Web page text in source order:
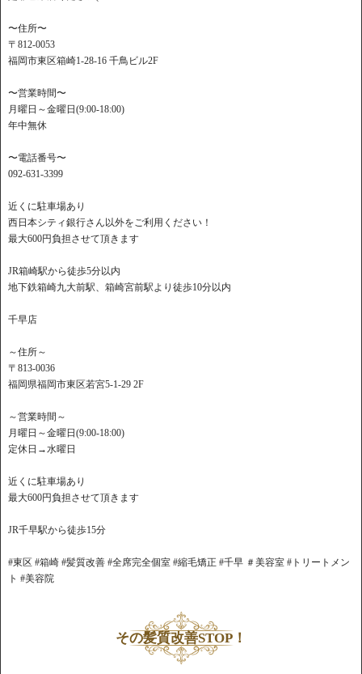
〜住所〜
〒812-0053
福岡市東区箱崎1-28-16 千鳥ビル2F
〜営業時間〜
月曜日～金曜日(9:00-18:00)
年中無休
〜電話番号〜
092-631-3399
近くに駐車場あり
西日本シティ銀行さん以外をご利用ください！
最大600円負担させて頂きます
JR箱崎駅から徒歩5分以内
地下鉄箱崎九大前駅、箱崎宮前駅より徒歩10分以内
千早店
～住所～
〒813-0036
福岡県福岡市東区若宮5-1-29 2F
～営業時間～
月曜日～金曜日(9:00-18:00)
定休日→水曜日
近くに駐車場あり
最大600円負担させて頂きます
JR千早駅から徒歩15分
#東区 #箱崎 #髪質改善 #全席完全個室 #縮毛矯正 #千早 ＃美容室 #トリートメン
ト #美容院
その髪質改善STOP！